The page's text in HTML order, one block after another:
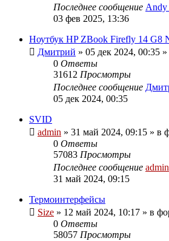
Последнее сообщение
03 фев 2025, 13:36
Ноутбук HP ZBook Firefly 14 G8
Дмитрий » 05 дек 2024, 00:35
0 Ответы
31612 Просмотры
Последнее сообщение
05 дек 2024, 00:35
SVID
admin » 31 май 2024, 09:15 » в
0 Ответы
57083 Просмотры
Последнее сообщение admin
31 май 2024, 09:15
Термоинтерфейсы
Size » 12 май 2024, 10:17 » в
0 Ответы
58057 Просмотры